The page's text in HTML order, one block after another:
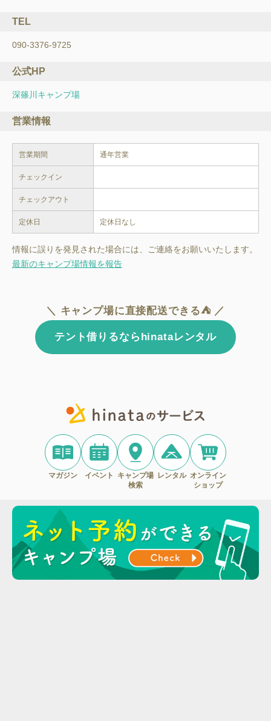
TEL
090-3376-9725
公式HP
深篠川キャンプ場
営業情報
営業期間 通年営業
チェックイン
チェックアウト
定休日 定休日なし
情報に誤りを発見された場合には、ご連絡をお願いいたします。
最新のキャンプ場情報を報告
＼ キャンプ場に直接配送できる⛺ ／
テント借りるならhinataレンタル
マガジン イベント
キャンプ場
検索
レンタル オンライン
ショップ